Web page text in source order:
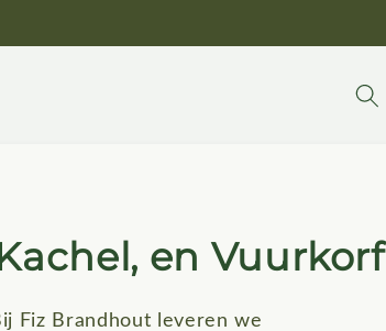
en Vuurkorf
Fiz Brandhout leveren we